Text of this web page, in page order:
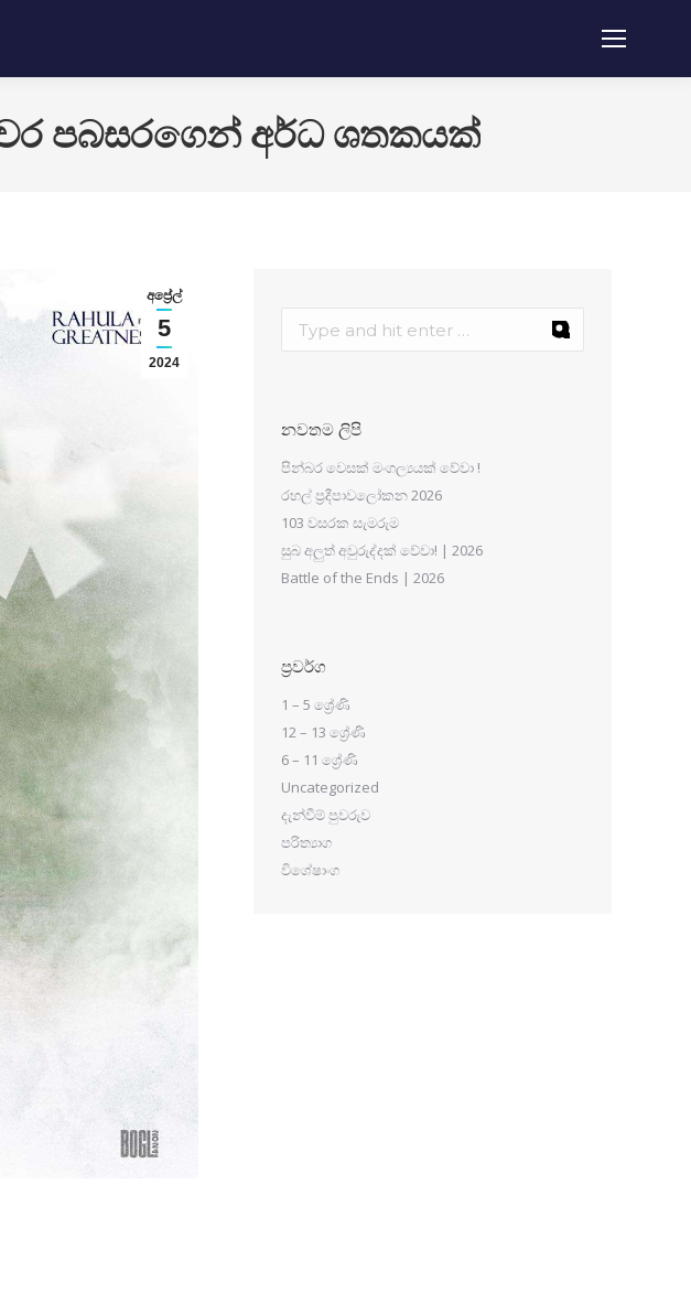
පබසරගෙන් අර්ධ ශතකයක්
අප්‍රේල්
5
2024
නවතම ලිපි
පින්බර වෙසක් මංගල්‍යයක් වේවා !
රහල් ප්‍රදීපාවලෝකන 2026
103 වසරක සැමරුම
සුබ අලුත් අවුරුද්දක් වේවා! | 2026
Battle of the Ends | 2026
ප්‍රවර්ග
1 – 5 ශ්‍රේණි
12 – 13 ශ්‍රේණි
6 – 11 ශ්‍රේණි
Uncategorized
දැන්වීම් පුවරුව
පරිත්‍යාග
විශේෂාංග